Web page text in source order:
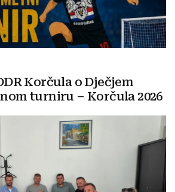
Korčula o Dječjem
turniru – Korčula 2026